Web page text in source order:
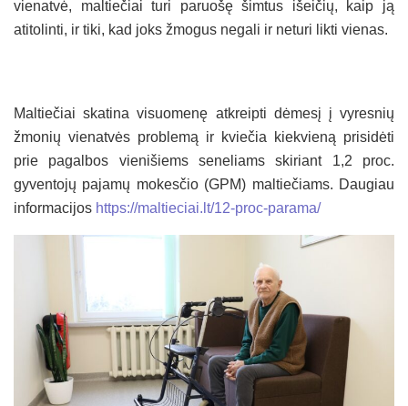
vienatvė, maltiečiai turi paruošę šimtus išeičių, kaip ją
atitolinti, ir tiki, kad joks žmogus negali ir neturi likti vienas.
Maltiečiai skatina visuomenę atkreipti dėmesį į vyresnių
žmonių vienatvės problemą ir kviečia kiekvieną prisidėti
prie pagalbos vienišiems seneliams skiriant 1,2 proc.
gyventojų pajamų mokesčio (GPM) maltiečiams. Daugiau
informacijos https://maltieciai.lt/12-proc-parama/